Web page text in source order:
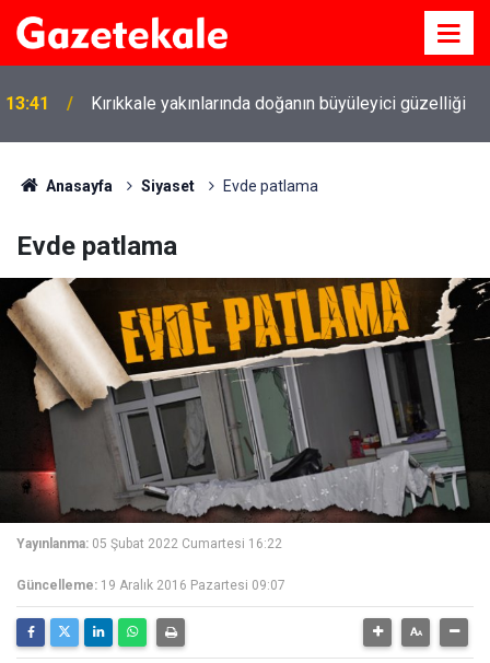
13:41 Kırıkkale yakınlarında doğanın büyüleyici güzelliği
Anasayfa Siyaset Evde patlama
Evde patlama
Yayınlanma: 05 Şubat 2022 Cumartesi 16:22
Güncelleme: 19 Aralık 2016 Pazartesi 09:07